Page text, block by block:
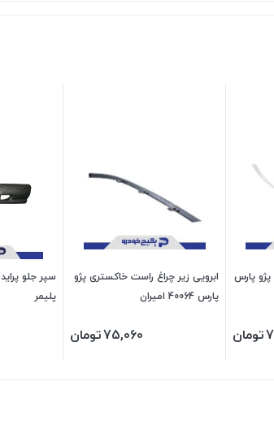
پارس
تومان
ابرویی زیر چراغ راست خاکستری پژو
پارس 40064 امیران
75,060تومان
پلیمر